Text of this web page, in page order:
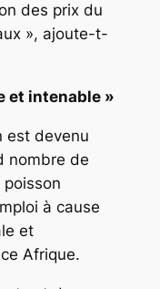
des prix du
», ajoute-t-
et intenable »
est devenu
nombre de
à cause
et
Afrique.